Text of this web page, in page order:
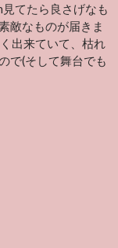
てたら良さげなも
敵なものが届きま
出来ていて、枯れ
で(そして舞台でも